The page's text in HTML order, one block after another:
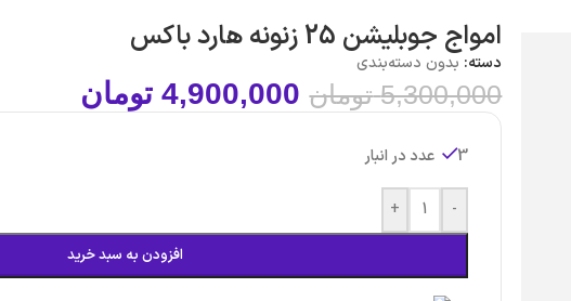
امواج جوبلیشن 25 زنونه هارد باکس
دسته: بدون دسته‌بندی
5,300,000 تومان 4,900,000 تومان
3 عدد در انبار
-
+
افزودن به سبد خرید